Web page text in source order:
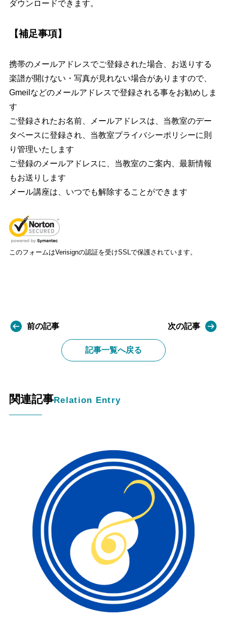
ダウンロードできます。
【補足事項】
携帯のメールアドレスでご登録された場合、お送りする
楽譜が開けない・写真が見れない場合がありますので、
Gmeilなどのメールアドレスで登録される事をお勧めしま
す
ご登録されたお名前、メールアドレスは、当教室のデー
タベースに登録され、当教室プライバシーポリシーに則
り管理いたします
ご登録のメールアドレスに、当教室のご案内、最新情報
もお送りします
メール講座は、いつでも解除することができます
このフォームはVerisignの認証を受けSSLで保護されています。
前の記事
記事一覧へ戻る
次の記事
関連記事Relation Entry